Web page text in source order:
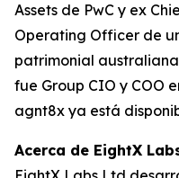
Assets de PwC y ex
Operating Officer de
patrimonial
fue Group CIO y COO
agnt8x ya está
Acerca de EightX